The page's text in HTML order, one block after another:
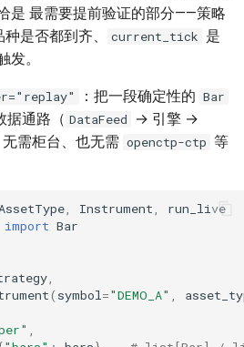
是 最需要提前验证的部分——策略
是否都到齐、
current_tick 是
发。
：把一段确定性的 Bar
据通路（ DataFeed → 引擎 →
无需柜台、也无需 openctp-ctp 等
AssetType Instrument
run_live
import Bar
( symbol ="DEMO_A"